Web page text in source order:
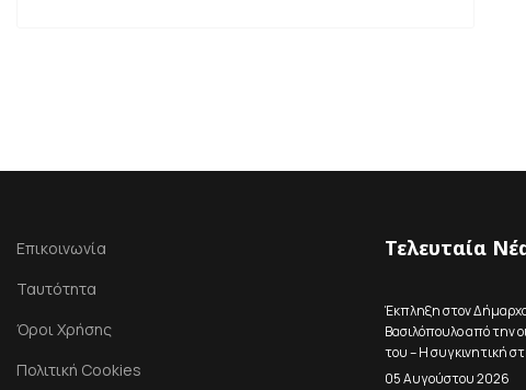
Επικοινωνία
Ταυτότητα
Όροι Χρήσης
Πολιτική Cookies
Τελευταία
Έκπληξη στον
Βασιλόπουλο από την
του – Η συγκινητική
05 Αυγούστου 2026